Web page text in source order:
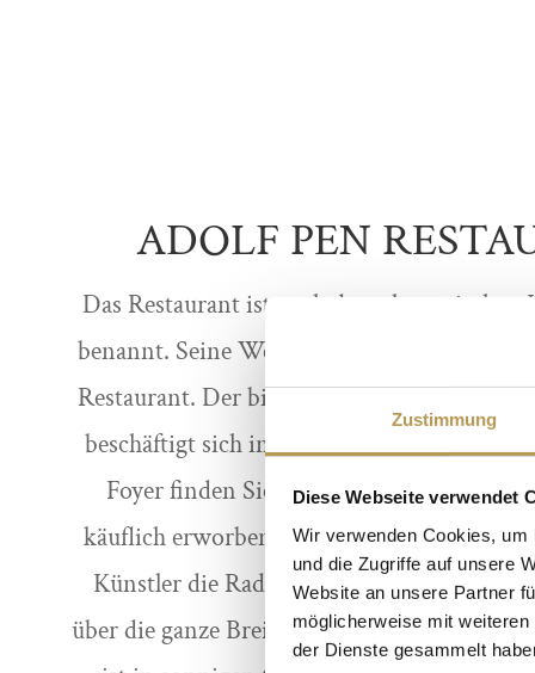
Zustimmung
Diese Webseite verwendet
Wir verwenden Cookies,
und die Zugriffe auf unsere
Website an unsere Partner
möglicherweise mit
der Dienste gesammelt
ADOLF PEN
Das Restaurant ist nach dem slowenischen
benannt. Seine Werke finden Sie im
Restaurant. Der bildende Künstler lebt in
beschäftigt sich in erster Linie mit der
Foyer finden Sie einige Bilder von Adolf
käuflich erworben können. Im Pen
Künstler die Radkersburger Altstadt auf
über die ganze Breite des Restaurants